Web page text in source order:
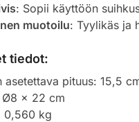
: Sopii käyttöön
muotoilu: Tyylikäs ja
tiedot:
asetettava pituus: 15,5
Ø8 x 22 cm
0,560 kg